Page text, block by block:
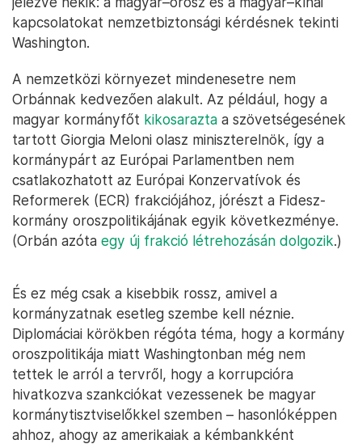
kapcsolatokat nemzetbiztonsági kérdésnek tekinti
Washington.
A nemzetközi környezet mindenesetre nem
Orbánnak kedvezően alakult. Az például, hogy a
magyar kormányfőt kikosarazta a szövetségesének
tartott Giorgia Meloni olasz miniszterelnök, így a
kormánypárt az Európai Parlamentben nem
csatlakozhatott az Európai Konzervatívok és
Reformerek (ECR) frakciójához, jórészt a Fidesz-
kormány oroszpolitikájának egyik következménye.
(Orbán azóta egy új frakció létrehozásán dolgozik.)
És ez még csak a kisebbik rossz, amivel a
kormányzatnak esetleg szembe kell néznie.
Diplomáciai körökben régóta téma, hogy a kormány
oroszpolitikája miatt Washingtonban még nem
tettek le arról a tervről, hogy a korrupcióra
hivatkozva szankciókat vezessenek be magyar
kormánytisztviselőkkel szemben – hasonlóképpen
ahhoz, ahogy az amerikaiak a kémbankként